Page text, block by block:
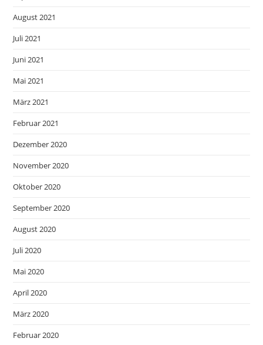
August 2021
Juli 2021
Juni 2021
Mai 2021
März 2021
Februar 2021
Dezember 2020
November 2020
Oktober 2020
September 2020
August 2020
Juli 2020
Mai 2020
April 2020
März 2020
Februar 2020